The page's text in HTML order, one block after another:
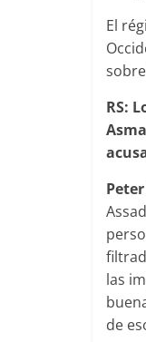
El
RS:
las
de